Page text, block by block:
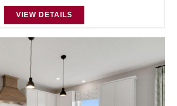
VIEW DETAILS